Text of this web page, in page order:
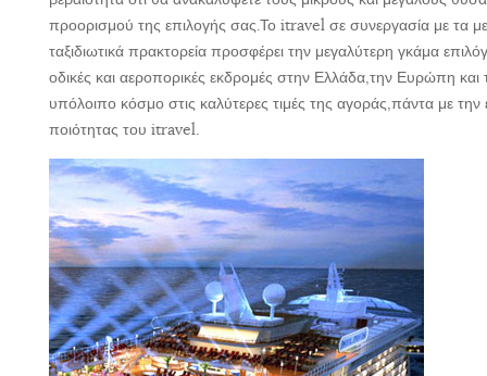
προορισμού της επιλογής σας.Το itravel σε συνεργασία με τα
ταξιδιωτικά πρακτορεία προσφέρει την μεγαλύτερη γκάμα
οδικές και αεροπορικές εκδρομές στην Ελλάδα,την Ευρώπη και
υπόλοιπο κόσμο στις καλύτερες τιμές της αγοράς,πάντα με
ποιότητας του itravel.